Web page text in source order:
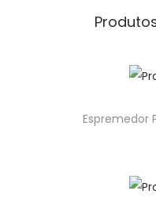
Espremedor